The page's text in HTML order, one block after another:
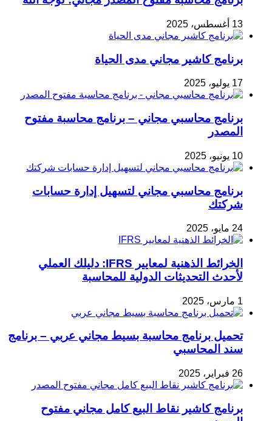
13 أغسطس، 2025
برنامج كاشير مجاني مدى الحياة
17 يوليو، 2025
برنامج محاسبي مجاني – برنامج محاسبة مفتوح
المصدر
10 يونيو، 2025
برنامج محاسبي مجاني لتسهيل إدارة حسابات
شركتك
24 مايو، 2025
الخرائط الذهنية لمعايير IFRS: دليلك العملي
لأحدث التحديثات الدولية للمحاسبة
1 مارس، 2025
تحميل برنامج محاسبة بسيط مجاني عربي – برنامج
سند المحاسبي
26 فبراير، 2025
برنامج كاشير نقاط البيع كامل مجاني مفتوح